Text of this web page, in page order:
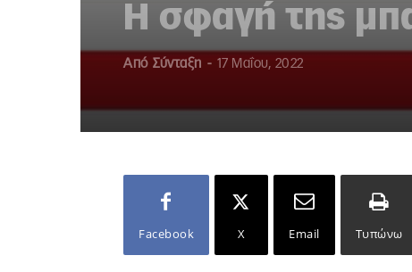
Η σφαγή της
Από Σύνταξη - 17 Μαΐου, 2022
Facebook X Email Τυπώνω